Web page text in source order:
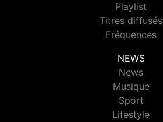
Playlist
Titres diffusés
Fréquences
NEWS
News
Musique
Sport
Lifestyle